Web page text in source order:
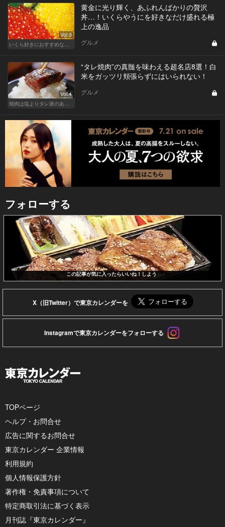
Vol.3
黄金に光り輝く、あふれんばかりの贅沢
丼…！いくらやうにを好きなだけ盛れる極
上の逸品
グルメ
Vol.4
“タレ焼肉”の真髄を味わえる超名店8選！白
米をガッツリ頬張らずにはいられない！
グルメ
フォローする
この記事が気に入ったらいいね！しよう
X（旧Twitter）で東京カレンダーを
Instagramで東京カレンダーをフォローする
TOPページ
ヘルプ・お問合せ
広告に関するお問合せ
東京カレンダー 企業情報
利用規約
個人情報保護方針
著作権・免責事項について
特定商取引法に基づく表示
月刊誌『東京カレンダー』